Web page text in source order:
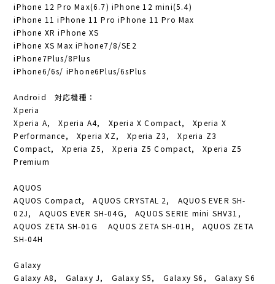
iPhone 12 Pro Max(6.7) iPhone 12 mini(5.4)
iPhone 11 iPhone 11 Pro iPhone 11 Pro Max
iPhone XR iPhone XS
iPhone XS Max iPhone7/8/SE2
iPhone7Plus/8Plus
iPhone6/6s/ iPhone6Plus/6sPlus
Android 対応機種：
Xperia
Xperia A, Xperia A4, Xperia X Compact, Xperia X
Performance, Xperia XZ, Xperia Z3, Xperia Z3
Compact, Xperia Z5, Xperia Z5 Compact, Xperia Z5
Premium
AQUOS
AQUOS Compact, AQUOS CRYSTAL 2, AQUOS EVER SH-
02J, AQUOS EVER SH-04G, AQUOS SERIE mini SHV31,
AQUOS ZETA SH-01G AQUOS ZETA SH-01H, AQUOS ZETA
SH-04H
Galaxy
Galaxy A8, Galaxy J, Galaxy S5, Galaxy S6, Galaxy S6